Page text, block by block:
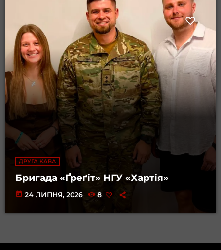
ДРУГА КАВА
Бригада «Ґреґіт» НГУ «Хартія»
today 24 ЛИПНЯ, 2026 8